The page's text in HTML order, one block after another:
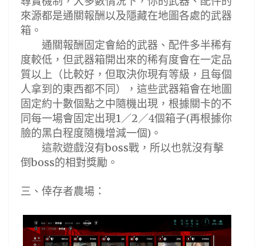
來源都是通關報酬以及隱藏在地圖各處的武器
箱 。
通關報酬固定會給的武器 、配件多半稀有
度較低，但武器箱開出來的稀有度會在一定品
質以上（比較好，但取決你現有等級，且每個
人拿到的東西都不同），這些武器箱會在地圖
固定約十數個點之中隨機出現，根據關卡的不
同每一場會固定出現1／2／4個箱子(再根據你
臉的黑白程度隨機增減一個) 。
這款遊戲沒有boss戰，所以也就沒有擊
倒boss的相對獎勵。
三 、 倖存者農場 ：